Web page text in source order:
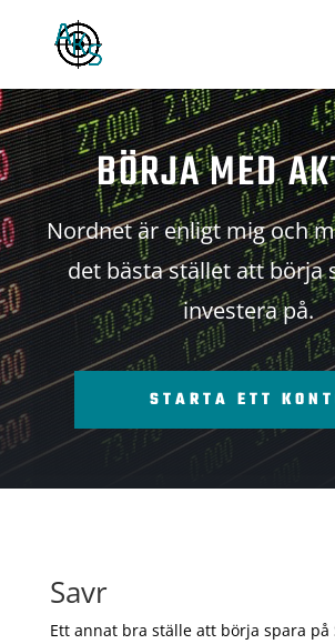
BÖRJA MED
Nordnet är enligt mig och
det bästa stället att börja
investera på.
STARTA ETT
Savr
Ett annat bra ställe att börja spara på